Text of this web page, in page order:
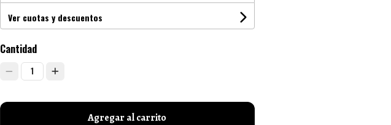
Ver cuotas y descuentos
Cantidad
1
Agregar al carrito